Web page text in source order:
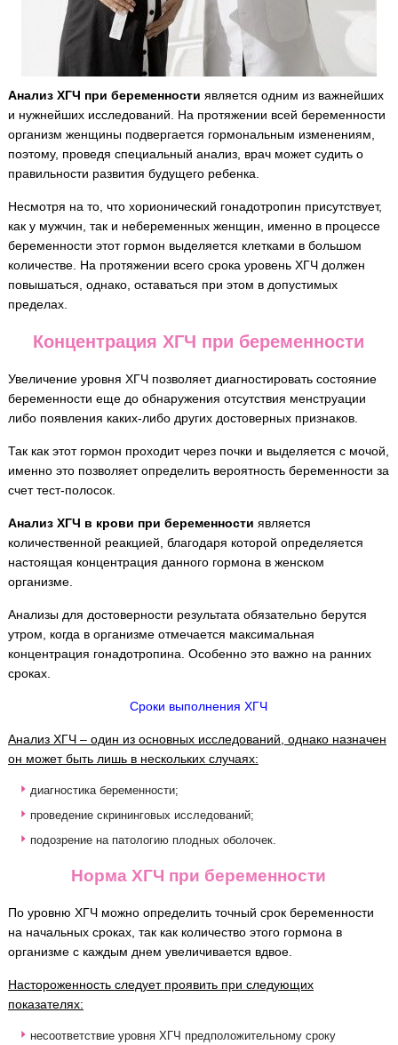
Анализ ХГЧ при беременности является одним из важнейших
и нужнейших исследований. На протяжении всей беременности
организм женщины подвергается гормональным изменениям,
поэтому, проведя специальный анализ, врач может судить о
правильности развития будущего ребенка.
Несмотря на то, что хорионический гонадотропин присутствует,
как у мужчин, так и небеременных женщин, именно в процессе
беременности этот гормон выделяется клетками в большом
количестве. На протяжении всего срока уровень ХГЧ должен
повышаться, однако, оставаться при этом в допустимых
пределах.
Концентрация ХГЧ при беременности
Увеличение уровня ХГЧ позволяет диагностировать состояние
беременности еще до обнаружения отсутствия менструации
либо появления каких-либо других достоверных признаков.
Так как этот гормон проходит через почки и выделяется с мочой,
именно это позволяет определить вероятность беременности за
счет тест-полосок.
Анализ ХГЧ в крови при беременности является
количественной реакцией, благодаря которой определяется
настоящая концентрация данного гормона в женском
организме.
Анализы для достоверности результата обязательно берутся
утром, когда в организме отмечается максимальная
концентрация гонадотропина. Особенно это важно на ранних
сроках.
Сроки выполнения ХГЧ
Анализ ХГЧ – один из основных исследований, однако назначен
он может быть лишь в нескольких случаях:
диагностика беременности;
проведение скрининговых исследований;
подозрение на патологию плодных оболочек.
Норма ХГЧ при беременности
По уровню ХГЧ можно определить точный срок беременности
на начальных сроках, так как количество этого гормона в
организме с каждым днем увеличивается вдвое.
Настороженность следует проявить при следующих
показателях:
несоответствие уровня ХГЧ предположительному сроку